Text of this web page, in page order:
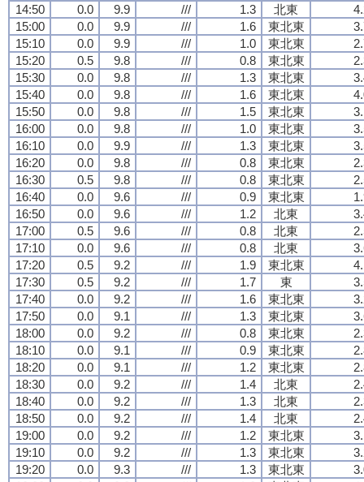
14:50 0.0 9.9 /// 1.3 北東
15:00
0.0 9.9 /// 1.6 東北東
15:10
0.0 9.9 /// 1.0 東北東
15:20
0.5 9.8 /// 0.8 東北東
15:30
0.0 9.8 /// 1.3 東北東
15:40
0.0 9.8 /// 1.6 東北東
15:50
0.0 9.8 /// 1.5 東北東
16:00
0.0 9.8 /// 1.0 東北東
16:10
0.0 9.9 /// 1.3 東北東
16:20
0.0 9.8 /// 0.8 東北東
16:30
0.5 9.8 /// 0.8 東北東
16:40
0.0 9.6 /// 0.9 東北東
16:50
0.0 9.6 /// 1.2 北東
17:00
0.5 9.6 /// 0.8 北東
17:10
0.0 9.6 /// 0.8 北東
17:20
0.5 9.2 /// 1.9 東北東
17:30
0.5 9.2 /// 1.7 東
17:40
0.0 9.2 /// 1.6 東北東
17:50
0.0 9.1 /// 1.3 東北東
18:00
0.0 9.2 /// 0.8 東北東
18:10
0.0 9.1 /// 0.9 東北東
18:20
0.0 9.1 /// 1.2 東北東
18:30
0.0 9.2 /// 1.4 北東
18:40
0.0 9.2 /// 1.3 北東
18:50
0.0 9.2 /// 1.4 北東
19:00
0.0 9.2 /// 1.2 東北東
19:10
0.0 9.2 /// 1.3 東北東
19:20
0.0 9.3 /// 1.3 東北東